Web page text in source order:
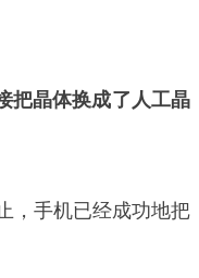
把晶体换成了人工晶
，手机已经成功地把